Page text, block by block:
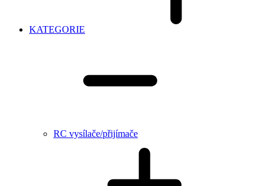
KATEGORIE
RC vysílače/přijímače